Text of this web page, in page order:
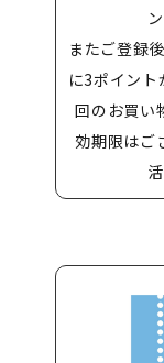
またご登録
に3ポイン
回のお買い
効期限はご